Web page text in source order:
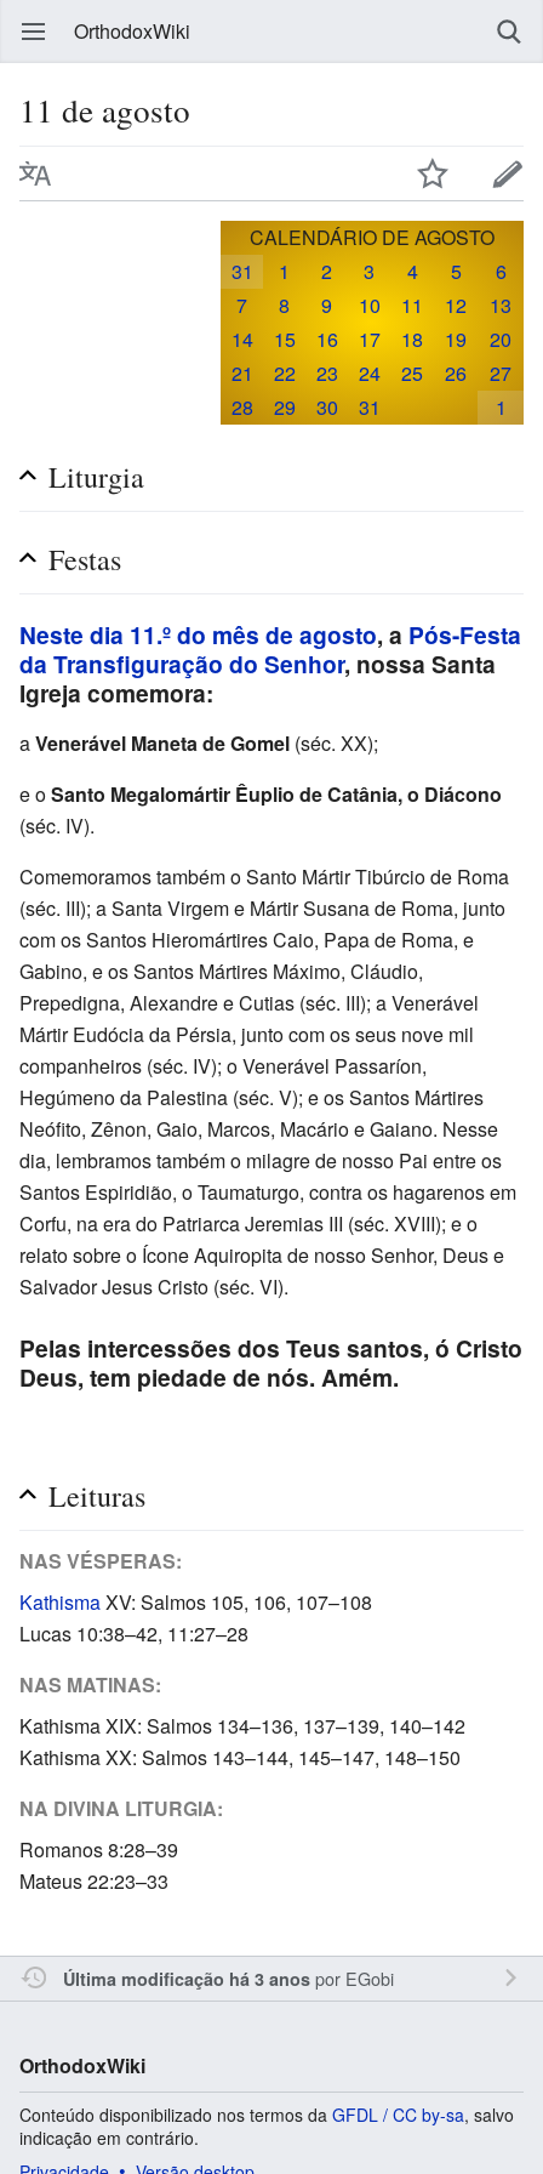
OrthodoxWiki
11 de agosto
CALENDÁRIO DE AGOSTO
31
1 2 3 4 5
6
7
8 9 10 11 12
13
14
15 16 17 18 19
20
21
22 23 24 25 26
27
28
29 30 31 1
Liturgia
Festas
Neste dia 11.º do mês de agosto, a Pós-Festa
da Transfiguração do Senhor, nossa Santa
Igreja comemora:
aVenerável Maneta de Gomel (séc. XX);
e oSanto Megalomártir Êuplio de Catânia, o Diácono
(séc. IV).
Comemoramos também o Santo Mártir Tibúrcio de Roma
(séc. III); a Santa Virgem e Mártir Susana de Roma, junto
com os Santos Hieromártires Caio, Papa de Roma, e
Gabino, e os Santos Mártires Máximo, Cláudio,
Prepedigna, Alexandre e Cutias (séc. III); a Venerável
Mártir Eudócia da Pérsia, junto com os seus nove mil
companheiros (séc. IV); o Venerável Passaríon,
Hegúmeno da Palestina (séc. V); e os Santos Mártires
Neófito, Zênon, Gaio, Marcos, Macário e Gaiano. Nesse
dia, lembramos também o milagre de nosso Pai entre os
Santos Espiridião, o Taumaturgo, contra os hagarenos em
Corfu, na era do Patriarca Jeremias III (séc. XVIII); e o
relato sobre o Ícone Aquiropita de nosso Senhor, Deus e
Salvador Jesus Cristo (séc. VI).
Pelas intercessões dos Teus santos, ó Cristo
Deus, tem piedade de nós. Amém.
Leituras
NAS VÉSPERAS:
KathismaXV: Salmos 105, 106, 107–108
Lucas 10:38–42, 11:27–28
NAS MATINAS:
Kathisma XIX: Salmos 134–136, 137–139, 140–142
Kathisma XX: Salmos 143–144, 145–147, 148–150
NA DIVINA LITURGIA:
Romanos 8:28–39
Mateus 22:23–33
Última modificação há 3 anospor EGobi
OrthodoxWiki
Conteúdo disponibilizado nos termos da GFDL / CC by-sa, salvo
indicação em contrário.